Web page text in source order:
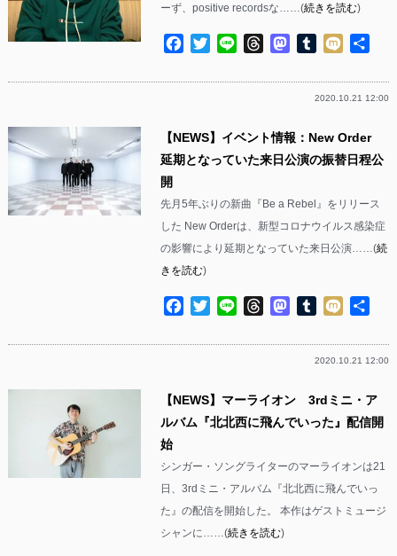
ーず、positive recordsな……(続きを読む)
Facebook
TwitterLine ThreadsMastodon
Tumblr
Mixi
2020.10.21 12:00
【NEWS】イベント情報：New Order
延期となっていた来日公演の振替日程公
開
先月5年ぶりの新曲『Be a Rebel』をリリース
した New Orderは、新型コロナウイルス感染症
の影響により延期となっていた来日公演……(続
きを読む)
Facebook
TwitterLine ThreadsMastodon
Tumblr
Mixi
2020.10.21 12:00
【NEWS】マーライオン 3rdミニ・ア
ルバム『北北西に飛んでいった』配信開
始
シンガー・ソングライターのマーライオンは21
日、3rdミニ・アルバム『北北西に飛んでいっ
た』の配信を開始した。 本作はゲストミュージ
シャンに……(続きを読む)